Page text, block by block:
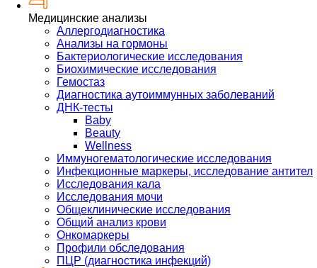
Медицинские анализы
Аллергодиагностика
Анализы на гормоны
Бактериологические исследования
Биохимические исследования
Гемостаз
Диагностика аутоиммунных заболеваний
ДНК-тесты
Baby
Beauty
Wellness
Иммуногематологические исследования
Инфекционные маркеры, исследование антител
Исследования кала
Исследования мочи
Общеклинические исследования
Общий анализ крови
Онкомаркеры
Профили обследования
ПЦР (диагностика инфекций)